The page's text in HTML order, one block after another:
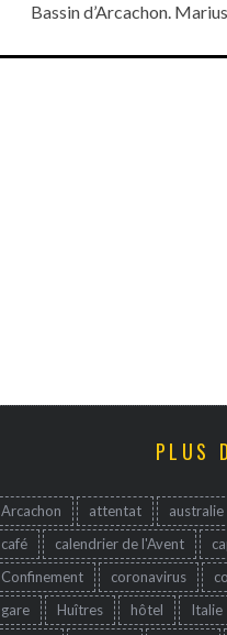
Bassin d’Arcachon.
PLUS
Arcachon attentat australie
café
calendrier de l'Avent
Confinement
coronavirus
gare
Huîtres hôtel Italie